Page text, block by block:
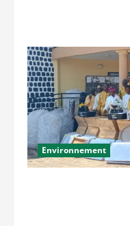
Environnement